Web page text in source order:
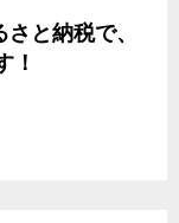
と納税で、
！